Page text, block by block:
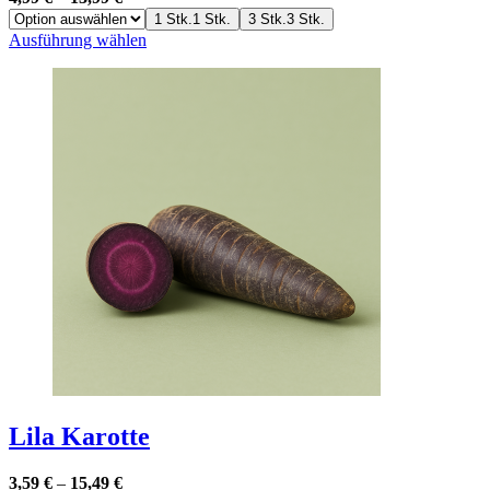
1 Stk. 1 Stk. 3 Stk. 3 Stk.
Ausführung wählen
auf
der
Produktseite
gewählt
werden
Lila Karotte
3,59 € – 15,49 €